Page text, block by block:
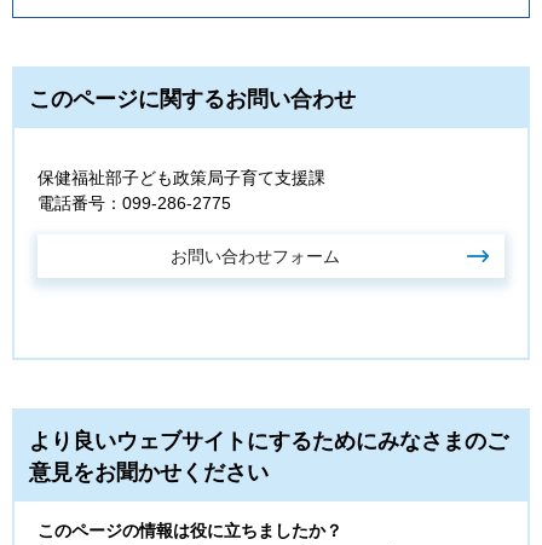
このページに関するお問い合わせ
保健福祉部子ども政策局子育て支援課
電話番号：099-286-2775
より良いウェブサイトにするためにみなさまのご
意見をお聞かせください
このページの情報は役に立ちましたか？